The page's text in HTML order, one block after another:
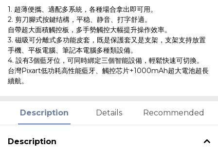
1. 超薄便攜、適配多系統，各種場合拿出即可用。
2. 剪刀腳式按鍵结構，平稳、静音、打字舒適。
自帶超大面積觸控板，多手勢觸控大幅提升操作效率。
3. 磁吸可分離式多功能皮套，既是保護套又是支架，支架支持放置
手機、平板電腦、筆記本電腦多種類設備。
4. 設有3個藍牙位，可同時綁定三個智能設備，輕鬆快速可切換。
台灣Pixart低功耗高性能藍牙、觸控芯片+1000mAh超大電池超長
續航。
Description Details Recommended
Description